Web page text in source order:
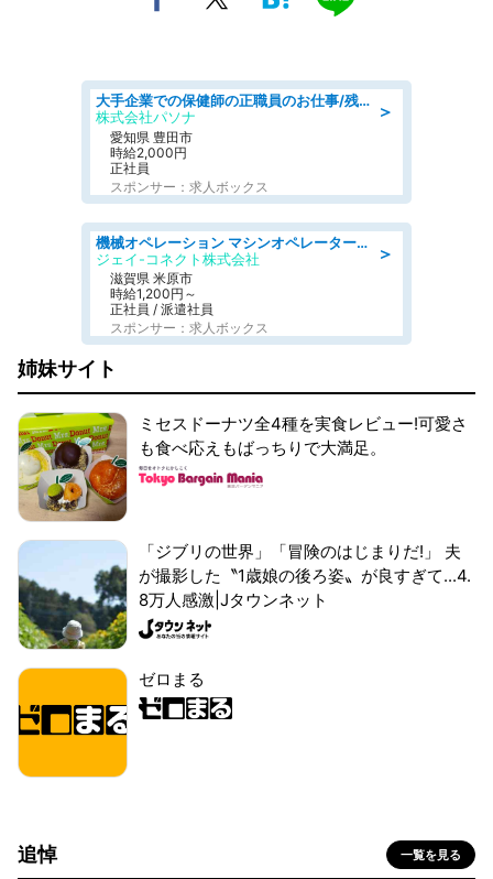
＞
大手企業での保健師の正職員のお仕事/残業なし/要資格:保健師
株式会社パソナ
愛知県 豊田市
時給2,000円
正社員
スポンサー：求人ボックス
＞
機械オペレーション マシンオペレーター/皆勤手当有/未経験可
ジェイ-コネクト株式会社
滋賀県 米原市
時給1,200円～
正社員 / 派遣社員
スポンサー：求人ボックス
姉妹サイト
ミセスドーナツ全4種を実食レビュー!可愛さ
も食べ応えもばっちりで大満足。
「ジブリの世界」「冒険のはじまりだ!」 夫
が撮影した〝1歳娘の後ろ姿〟が良すぎて...4.
8万人感激|Jタウンネット
ゼロまる
追悼 一覧を見る